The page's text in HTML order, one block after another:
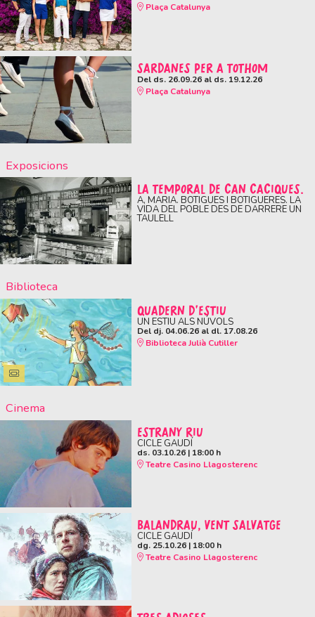
Plaça Catalunya
SARDANES PER A TOTHOM
Del ds. 26.09.26al ds. 19.12.26
Plaça Catalunya
Exposicions
LA TEMPORAL DE CAN CACIQUES.
A, MARIA. BOTIGUES I BOTIGUERES. LA
VIDA DEL POBLE DES DE DARRERE UN
TAULELL
Biblioteca
QUADERN D'ESTIU
UN ESTIU ALS NÚVOLS
Del dj. 04.06.26al dl. 17.08.26
Biblioteca Julià Cutiller
Cinema
ESTRANY RIU
CICLE GAUDÍ
ds. 03.10.26| 18:00 h
Teatre Casino Llagosterenc
BALANDRAU, VENT SALVATGE
CICLE GAUDÍ
dg. 25.10.26| 18:00 h
Teatre Casino Llagosterenc